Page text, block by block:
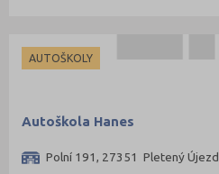
AUTOŠKOLY
Autoškola Hanes
Polní 191, 27351 Pletený Újezd